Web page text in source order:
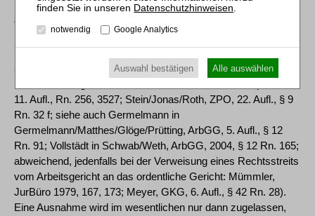
Bamberg JurBüro 1988, 227; OLG Celle OLG-Rep. 1994, 298;
OLG Frankfurt am Main OLG-Rep. 1995, 238; KG NJW-RR
1997, 543, 544; OLG München OLG-Rep. 1998, 162; OLG
336; Hartmann, Kostengesetze, 35. Aufl., § 42 Rn. 43, 44;
11. Aufl., Rn. 256, 3527; Stein/Jonas/Roth, ZPO, 22. Aufl., § 9
Rn. 32 f; siehe auch Germelmann in
Germelmann/Matthes/Glöge/Prütting, ArbGG, 5. Aufl., § 12
Rn. 91; Vollstädt in Schwab/Weth, ArbGG, 2004, § 12 Rn. 165;
abweichend, jedenfalls bei der Verweisung eines Rechtsstreits
vom Arbeitsgericht an das ordentliche Gericht: Mümmler,
JurBüro 1979, 167, 173; Meyer, GKG, 6. Aufl., § 42 Rn. 28).
Eine Ausnahme wird im wesentlichen nur dann zugelassen,
Datenschutzhinweisen
notwendig Google Analytics
Auswahl bestätigen Alle auswählen